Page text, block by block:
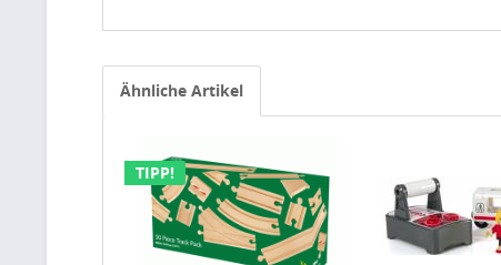
Ähnliche Artikel
TIPP!